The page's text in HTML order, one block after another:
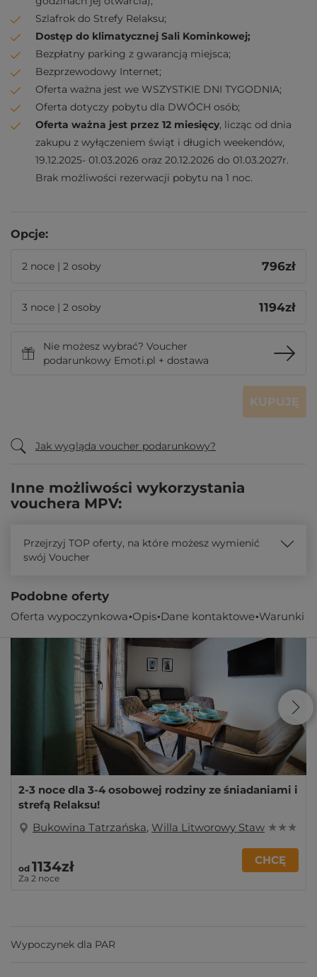
Szlafrok do Strefy Relaksu;
Dostęp do klimatycznej Sali Kominkowej;
Bezpłatny parking z gwarancją miejsca;
Bezprzewodowy Internet;
Oferta ważna jest we WSZYSTKIE DNI TYGODNIA;
Oferta dotyczy pobytu dla DWÓCH osób;
Oferta ważna jest przez 12 miesięcy, licząc od dnia
zakupu z wyłączeniem świąt i długich weekendów,
19.12.2025- 01.03.2026 oraz 20.12.2026 do 01.03.2027r.
Brak możliwości rezerwacji pobytu na 1 noc.
Opcje:
2 noce | 2 osoby 796zł
3 noce | 2 osoby 1194zł
Nie możesz wybrać? Voucher
podarunkowy Emoti.pl + dostawa
KUPUJĘ
Jak wygląda voucher podarunkowy?
Oferta wypoczynkowa Opis Dane kontaktowe Warunki
Inne możliwości wykorzystania
vouchera MPV:
Przejrzyj TOP oferty, na które możesz wymienić
swój Voucher
Podobne oferty
2-3 noce dla 3-4 osobowej rodziny ze śniadaniami i
strefą Relaksu!
Bukowina Tatrzańska, Willa Litworowy Staw ★ ★ ★
od 1134zł
Za 2 noce
CHCĘ
Wypoczynek dla PAR